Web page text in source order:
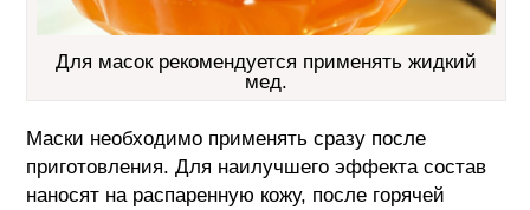
Для масок рекомендуется применять жидкий
мед.
Маски необходимо применять сразу после
приготовления. Для наилучшего эффекта состав
наносят на распаренную кожу, после горячей